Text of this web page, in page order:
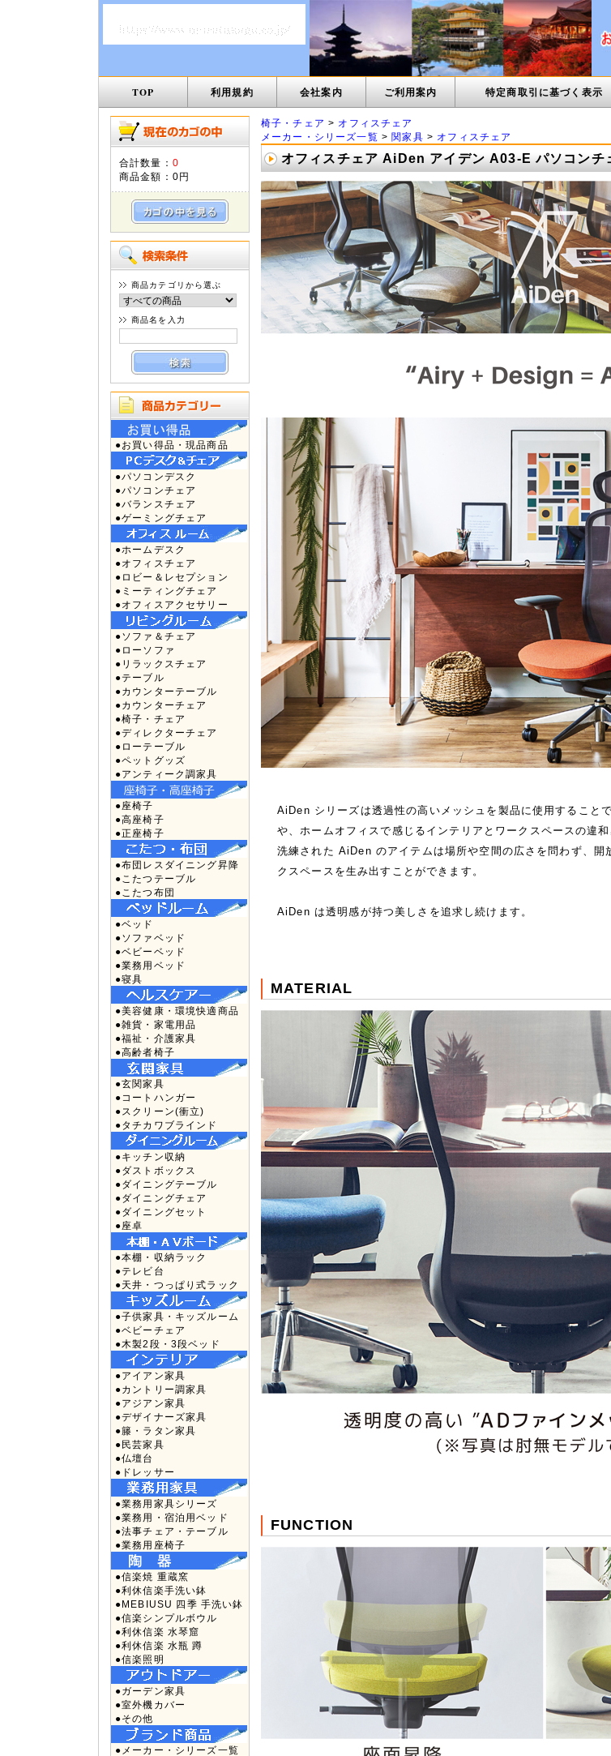
TOP 利用規約 会社案内 ご利用案内 特定商取引に基づく表示
合計数量： 0
商品金額： 0円
商品カテゴリから選ぶ
商品名を入力
●お買い得品・現品商品
●パソコンデスク
●パソコンチェア
●バランスチェア
●ゲーミングチェア
●ホームデスク
●オフィスチェア
●ロビー＆レセプション
●ミーティングチェア
●オフィスアクセサリー
●ソファ＆チェア
●ローソファ
●リラックスチェア
●テーブル
●カウンターテーブル
●カウンターチェア
●椅子・チェア
●ディレクターチェア
●ローテーブル
●ペットグッズ
●アンティーク調家具
●座椅子
●高座椅子
●正座椅子
●布団レスダイニング昇降
●こたつテーブル
●こたつ布団
●ベッド
●ソファベッド
●ベビーベッド
●業務用ベッド
●寝具
●美容健康・環境快適商品
●雑貨・家電用品
●福祉・介護家具
●高齢者椅子
●玄関家具
●コートハンガー
●スクリーン(衝立)
●タチカワブラインド
●キッチン収納
●ダストボックス
●ダイニングテーブル
●ダイニングチェア
●ダイニングセット
●座卓
●本棚・収納ラック
●テレビ台
●天井・つっぱり式ラック
●子供家具・キッズルーム
●ベビーチェア
●木製2段・3段ベッド
●アイアン家具
●カントリー調家具
●アジアン家具
●デザイナーズ家具
●籐・ラタン家具
●民芸家具
●仏壇台
●ドレッサー
●業務用家具シリーズ
●業務用・宿泊用ベッド
●法事チェア・テーブル
●業務用座椅子
●信楽焼 重蔵窯
●利休信楽手洗い鉢
●MEBIUSU 四季 手洗い鉢
●信楽シンプルボウル
●利休信楽 水琴窟
●利休信楽 水瓶 蹲
●信楽照明
●ガーデン家具
●室外機カバー
●その他
●メーカー・シリーズ一覧
椅子・チェア > オフィスチェア
メーカー・シリーズ一覧 >関家具 > オフィスチェア
オフィスチェア AiDen アイデン A03-E パソコンチ
AiDen シリーズは透過性の高いメッシュを製品に使用すること
や、ホームオフィスで感じるインテリアとワークスペースの違和
洗練された AiDen のアイテムは場所や空間の広さを問わず、開
クスペースを生み出すことができます。
AiDen は透明感が持つ美しさを追求し続けます。
MATERIAL
FUNCTION